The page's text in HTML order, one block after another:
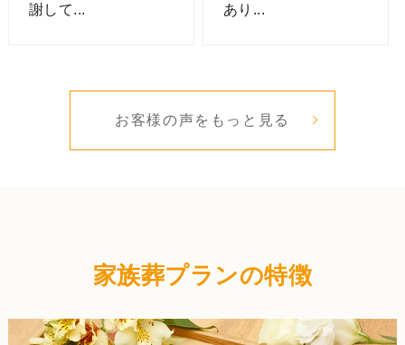
謝して...
あり...
お客様の声をもっと見る
家族葬プランの特徴